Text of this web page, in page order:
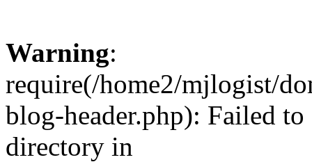
Warning:
require(/home2/mjlogist/
blog-header.php): Failed
directory in